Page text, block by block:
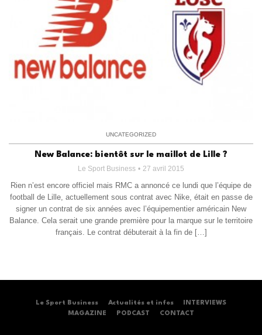
UNCATEGORIZED
New Balance: bientôt sur le maillot de Lille ?
Le Sport Business 27 avril 2015
Rien n’est encore officiel mais RMC a annoncé ce lundi que l’équipe de
football de Lille, actuellement sous contrat avec Nike, était en passe de
signer un contrat de six années avec l’équipementier américain New
Balance. Cela serait une grande première pour la marque sur le territoire
français. Le contrat débuterait à la fin de […]
Le Sport Business Actualités et infos
INTERVIEWS
MAGAZINE
PODCAST CONTACT